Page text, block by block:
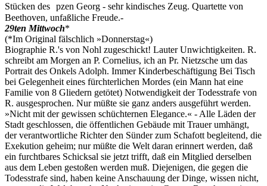
Stücken des pzen Georg - sehr kindisches Zeug. Quartette von
Beethoven, unfaßliche Freude.-
29ten Mittwoch*
(*Im Original fälschlich »Donnerstag«)
Biographie R.'s von Nohl zugeschickt! Lauter Unwichtigkeiten. R.
schreibt am Morgen an P. Cornelius, ich an Pr. Nietzsche um das
Portrait des Onkels Adolph. Immer Kinderbeschäftigung Bei Tisch
bei Gelegenheit eines fürchterlichen Mordes (ein Mann hat eine
Familie von 8 Gliedern getötet) Notwendigkeit der Todesstrafe von
R. ausgesprochen. Nur müßte sie ganz anders ausgeführt werden.
»Nicht mit der gewissen schüchternen Elegance.« - Alle Läden der
Stadt geschlossen, die öffentlichen Gebäude mit Trauer umhängt,
der verantwortliche Richter den Sünder zum Schafott begleitend, die
Exekution geheim; nur müßte die Welt daran erinnert werden, daß
ein furchtbares Schicksal sie jetzt trifft, daß ein Mitglied derselben
aus dem Leben gestoßen werden muß. Diejenigen, die gegen die
Todesstrafe sind, haben keine Anschauung der Dinge, wissen nicht,